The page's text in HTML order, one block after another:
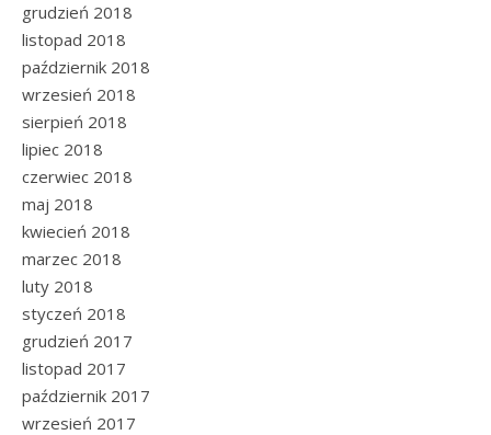
grudzień 2018
listopad 2018
październik 2018
wrzesień 2018
sierpień 2018
lipiec 2018
czerwiec 2018
maj 2018
kwiecień 2018
marzec 2018
luty 2018
styczeń 2018
grudzień 2017
listopad 2017
październik 2017
wrzesień 2017